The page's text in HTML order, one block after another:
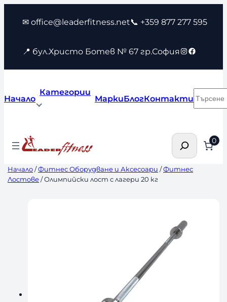
съдържанието
✉ office@leaderfitness.net📞 +359 877 277 595
📍 бул.Христо Ботев № 67 гр.София Instagram
Facebook
Начало
Категории
МаркиБлогКонтакти
Търсене 0
Начало/Фитнес Оборудване и Аксесоари /Фитнес
Лостове/ Олимпийски лост с лагери 20 кг